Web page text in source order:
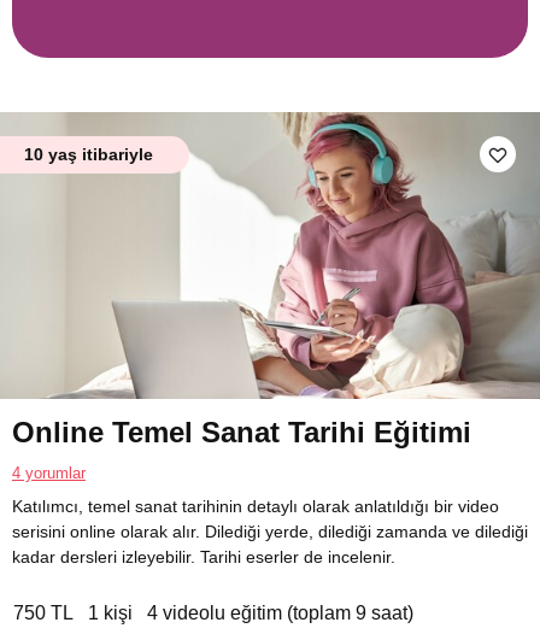
10 yaş itibariyle
Online Temel Sanat Tarihi Eğitimi
4 yorumlar
Katılımcı, temel sanat tarihinin detaylı olarak anlatıldığı bir video
serisini online olarak alır. Dilediği yerde, dilediği zamanda ve dilediği
kadar dersleri izleyebilir. Tarihi eserler de incelenir.
750 TL 1 kişi 4 videolu eğitim (toplam 9 saat)